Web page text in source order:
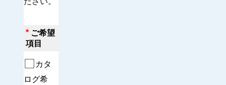
* ご希望
項目
カタ
ログ希